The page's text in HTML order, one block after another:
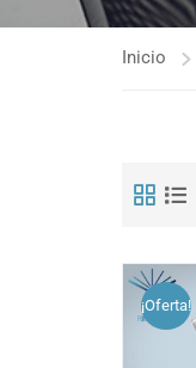
Inicio
¡Oferta!